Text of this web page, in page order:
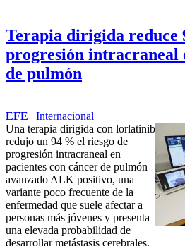
Terapia dirigida reduce
progresión intracraneal
de pulmón
EFE | Internacional
Una terapia dirigida con lorlatinib
redujo un 94 % el riesgo de
progresión intracraneal en
pacientes con cáncer de pulmón
avanzado ALK positivo, una
variante poco frecuente de la
enfermedad que suele afectar a
personas más jóvenes y presenta
una elevada probabilidad de
desarrollar metástasis cerebrales.